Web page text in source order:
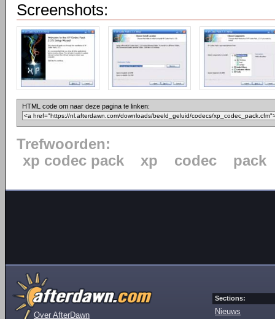
Screenshots:
HTML code om naar deze pagina te linken:
Trefwoorden:
xp codec pack
xp codec pack
Over AfterDawn
Sections:
Nieuws